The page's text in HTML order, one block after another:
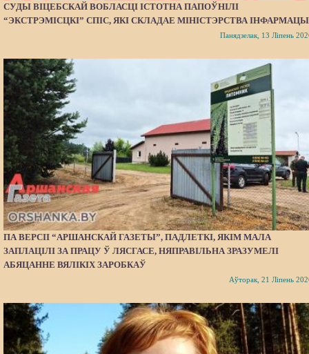
СУДЫ ВІЦЕБСКАЙ ВОБЛАСЦІ ІСТОТНА ПАПОЎНІЛІ
“ЭКСТРЭМІСЦКІ” СПІС, ЯКІ СКЛАДАЕ МІНІСТЭРСТВА
Панядзелак, 13 Ліпень
ПА ВЕРСІІ “АРШАНСКАЙ ГАЗЕТЫ”, ПАДЛЕТКІ, ЯКІМ МАЛА
ЗАПЛАЦІЛІ ЗА ПРАЦУ Ў ЛЯСГАСЕ, НЯПРАВІЛЬНА ЗРАЗУМЕЛІ
АБЯЦАННЕ ВЯЛІКІХ ЗАРОБКАЎ
Аўторак, 21 Ліпень